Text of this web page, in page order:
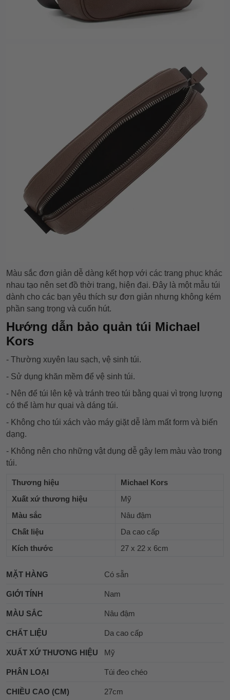
Màu sắc đơn giản dễ dàng kết hợp với các trang phục khác
nhau tạo nên set đồ thời trang, hiện đại. Đây là một mẫu túi
dành cho các bạn yêu thích sự đơn giản nhưng không kém
phần sang trọng và cuốn hút.
Hướng dẫn bảo quản túi Michael
Kors
- Thường xuyên lau sạch, vệ sinh túi.
- Sử dụng khăn mềm để vệ sinh túi.
- Nên để túi lên kệ và tránh treo túi bằng quai vì trọng lượng
có thể làm hư quai và dáng túi.
- Không cho túi xách vào máy giặt dễ làm mất form và biến
dạng.
- Không nên cho những vật dụng dễ gây lem màu vào trong
túi.
Thương hiệu
Michael Kors
Xuất xứ thương hiệu
Mỹ
Màu sắc
Nâu đậm
Chất liệu
Da cao cấp
Kích thước
27 x 22 x 6cm
MẶT HÀNG Có sẵn
GIỚI TÍNH Nam
MÀU SẮC Nâu đậm
CHẤT LIỆU Da cao cấp
XUẤT XỨ THƯƠNG HIỆU Mỹ
PHÂN LOẠI Túi đeo chéo
CHIỀU CAO (CM) 27cm